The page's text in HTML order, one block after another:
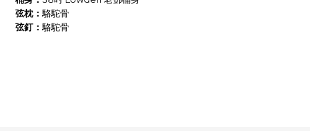
弦枕：駱駝骨
弦釘：駱駝骨